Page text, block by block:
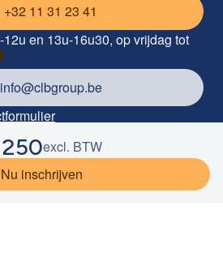
250excl. BTW
Nu inschrijven
+32 11 31 23 41
en 13u-16u30, op vrijdag tot
info@clbgroup.be
1085, 3570 Alken
Cookieverklaring